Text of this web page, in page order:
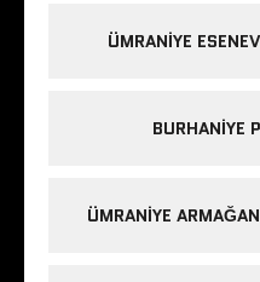
ÜMRANIYE
BURHANIYE
ÜMRANIYE